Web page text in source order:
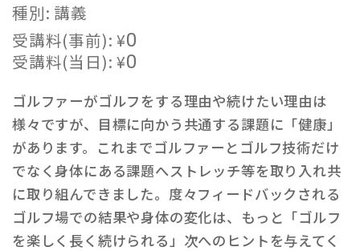
種別: 講義
受講料(事前):¥0
受講料(当日):¥0
ゴルファーがゴルフをする理由や続けたい理由は
様々ですが、目標に向かう共通する課題に「健康」
があります。これまでゴルファーとゴルフ技術だけ
でなく身体にある課題へストレッチ等を取り入れ共
に取り組んできました。度々フィードバックされる
ゴルフ場での結果や身体の変化は、もっと「ゴルフ
を楽しく長く続けられる」次へのヒントを与えてく